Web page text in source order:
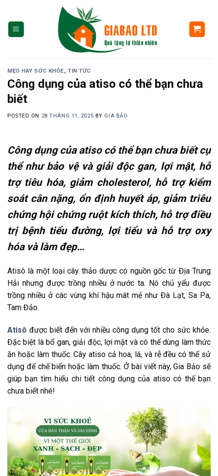
content
MẸO HAY SỨC KHỎE,TIN TỨC
Công dụng của atiso có thể bạn chưa
biết
POSTED ON 28 THÁNG 11, 2025 BY GIA BẢO
Công dụng của atiso có thể bạn chưa biết cụ
thể như bảo vệ và giải độc gan, lợi mật, hỗ
trợ tiêu hóa, giảm cholesterol, hỗ trợ kiểm
soát cân nặng, ổn định huyết áp, giảm triêu
chứng hội chứng ruột kích thích, hỗ trợ điều
trị bệnh tiểu đường, lợi tiểu và hỗ trợ oxy
hóa và làm đẹp…
Atisô là một loại cây thảo dược có nguồn gốc từ Địa Trung
Hải nhưng được trồng nhiều ở nước ta. Nó chủ yểu được
trồng nhiều ở các vùng khí hậu mát mẻ như Đà Lạt, Sa Pa,
Tam Đảo.
Atisô được biết đến với nhiều công dụng tốt cho sức khỏe.
Đặc biệt là bổ gan, giải độc, lợi mật và có thể dùng làm thức
ăn hoặc làm thuốc. Cây atiso cả hoa, lá, và rễ đều có thể sử
dụng để chế biến hoặc làm thuốc. Ở bài viết này, Gia Bảo sẽ
giúp bạn tìm hiểu chi tiết công dụng của atiso có thể bạn
chưa biết nhé!